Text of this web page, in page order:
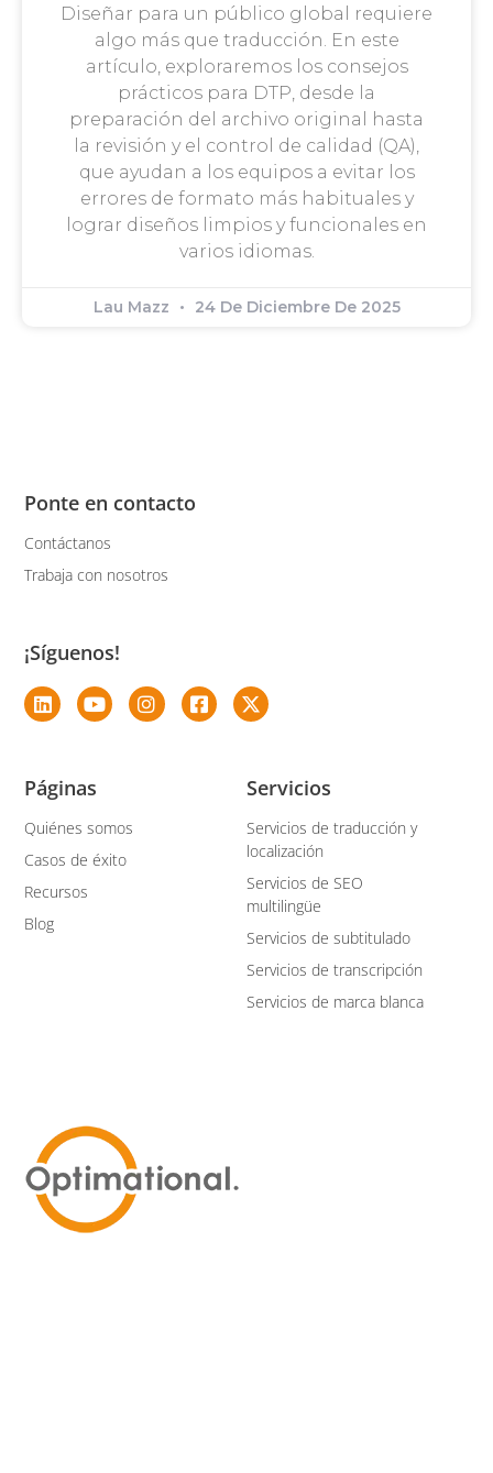
Diseñar para un público global requiere
algo más que traducción. En este
artículo, exploraremos los consejos
prácticos para DTP, desde la
preparación del archivo original hasta
la revisión y el control de calidad (QA),
que ayudan a los equipos a evitar los
errores de formato más habituales y
lograr diseños limpios y funcionales en
varios idiomas.
Lau Mazz 24 De Diciembre De 2025
Servicios
Servicios de traducción y
localización
Servicios de SEO
multilingüe
Servicios de subtitulado
Servicios de transcripción
Servicios de marca blanca
Páginas
Quiénes somos
Casos de éxito
Recursos
Blog
Ponte en contacto
Contáctanos
Trabaja con nosotros
¡Síguenos!